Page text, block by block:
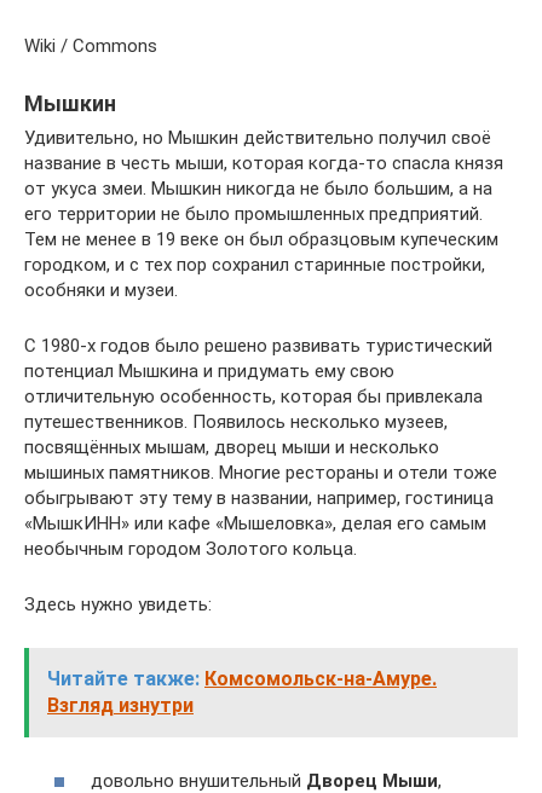
Wiki / Commons
Мышкин
Удивительно, но Мышкин действительно получил своё
название в честь мыши, которая когда-то спасла князя
от укуса змеи. Мышкин никогда не было большим, а на
его территории не было промышленных предприятий.
Тем не менее в 19 веке он был образцовым купеческим
городком, и с тех пор сохранил старинные постройки,
особняки и музеи.
С 1980-х годов было решено развивать туристический
потенциал Мышкина и придумать ему свою
отличительную особенность, которая бы привлекала
путешественников. Появилось несколько музеев,
посвящённых мышам, дворец мыши и несколько
мышиных памятников. Многие рестораны и отели тоже
обыгрывают эту тему в названии, например, гостиница
«МышкИНН» или кафе «Мышеловка», делая его самым
необычным городом Золотого кольца.
Здесь нужно увидеть:
Читайте также: Комсомольск-на-Амуре.
Взгляд изнутри
довольно внушительный Дворец Мыши,